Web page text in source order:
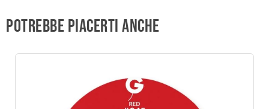
Potrebbe piacerti anche